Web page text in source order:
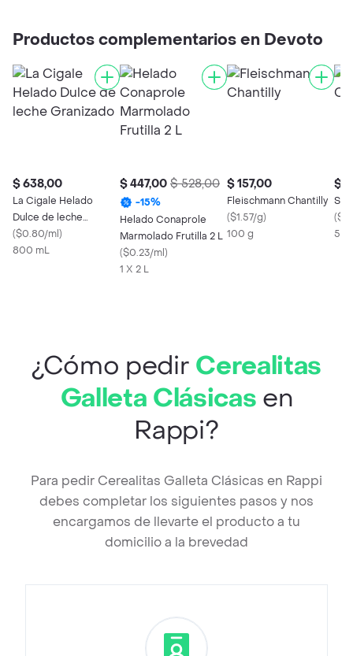
Productos complementarios en Devoto
$ 638,00
La Cigale Helado
Dulce de leche
Granizado
($0.80/ml)
800 mL
$ 447,00 $ 528,00
-15%
Helado Conaprole
Marmolado Frutilla 2 L
($0.23/ml)
1 X 2 L
$ 157,00
Fleischmann Chantilly
($1.57/g)
100 g
$
(
50
¿Cómo pedir Cerealitas
Galleta Clásicas en
Rappi?
Para pedir Cerealitas Galleta Clásicas en Rappi
debes completar los siguientes pasos y nos
encargamos de llevarte el producto a tu
domicilio a la brevedad